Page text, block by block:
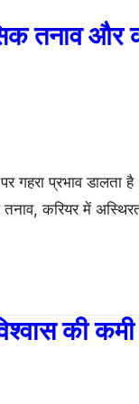
तनाव और
गहरा प्रभाव
करियर में
की